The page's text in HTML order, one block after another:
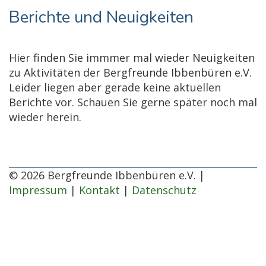
Berichte und Neuigkeiten
Hier finden Sie immmer mal wieder Neuigkeiten
zu Aktivitäten der Bergfreunde Ibbenbüren e.V.
Leider liegen aber gerade keine aktuellen
Berichte vor. Schauen Sie gerne später noch mal
wieder herein.
© 2026 Bergfreunde Ibbenbüren e.V. |
Impressum | Kontakt | Datenschutz